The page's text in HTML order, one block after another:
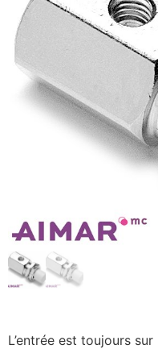
L’entrée est toujours